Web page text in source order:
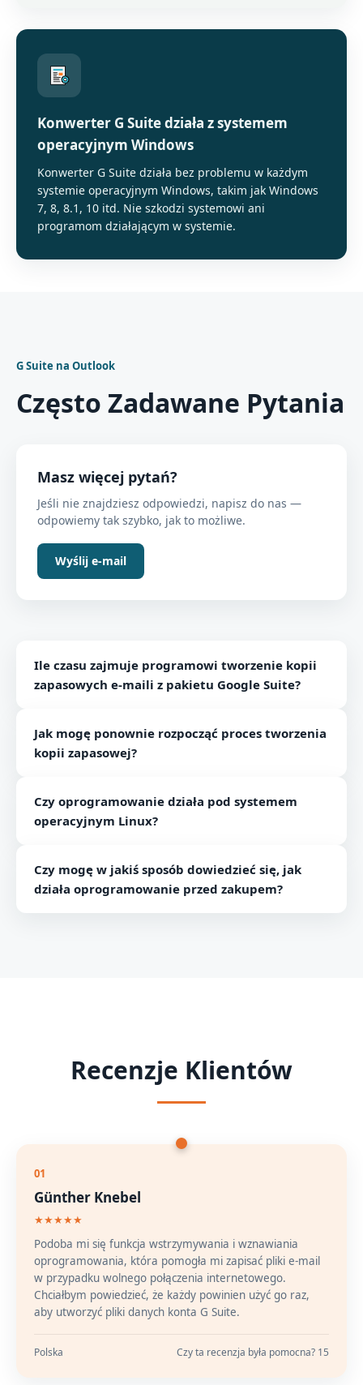
Konwerter G Suite działa z systemem
operacyjnym Windows
Konwerter G Suite działa bez problemu w każdym
systemie operacyjnym Windows, takim jak Windows
7, 8, 8.1, 10 itd. Nie szkodzi systemowi ani
programom działającym w systemie.
G Suite na Outlook
Często Zadawane Pytania
Masz więcej pytań?
Jeśli nie znajdziesz odpowiedzi, napisz do nas —
odpowiemy tak szybko, jak to możliwe.
Wyślij e-mail
Ile czasu zajmuje programowi tworzenie kopii
zapasowych e-maili z pakietu Google Suite?
wielkości bazy danych i połączenia internetowego.
Generalnie oprogramowanie zajmuje kilka minut.
Jak mogę ponownie rozpocząć proces tworzenia
kopii zapasowej?
proces tworzenia kopii zapasowej.
Czy oprogramowanie działa pod systemem
operacyjnym Linux?
Windows, więc nie można go zainstalować w systemie
Linux.
Czy mogę w jakiś sposób dowiedzieć się, jak
działa oprogramowanie przed zakupem?
Recenzje Klientów
01
Günther Knebel
★★★★★
Podoba mi się funkcja wstrzymywania i wznawiania
oprogramowania, która pomogła mi zapisać pliki e-mail
w przypadku wolnego połączenia internetowego.
Chciałbym powiedzieć, że każdy powinien użyć go raz,
aby utworzyć pliki danych konta G Suite.
Polska Czy ta recenzja była pomocna? 15